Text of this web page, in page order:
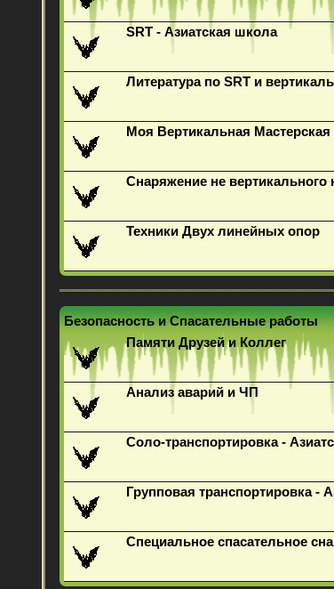
SRT - Азиатская школа
Литература по SRT и
Моя Вертикальная Мастерская
Снаряжение не вертикального
Техники Двух линейных опор
Безопасность и Спасательные работы
Памяти Друзей и Коллег
Анализ аварий и ЧП
Соло-транспортировка -
Групповая транспортировка -
Специальное спасательное